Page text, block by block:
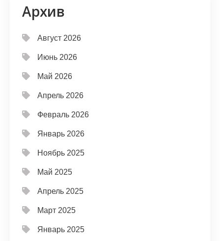
Архив
Август 2026
Июнь 2026
Май 2026
Апрель 2026
Февраль 2026
Январь 2026
Ноябрь 2025
Май 2025
Апрель 2025
Март 2025
Январь 2025